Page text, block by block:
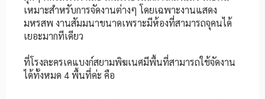
เหมาะสำหรับการจัดงานต่างๆ โดยเฉพาะงานแสดง
มหรสพ งานสัมมนาขนาดเพราะมีห้องที่สามารถจุคนได้
เยอะมากทีเดียว
ที่โรงละครเคแบงก์สยามพิฆเนศมีพื้นที่สามารถใช้จัดงาน
ได้ทั้งหมด 4 พื้นที่ค่ะ คือ